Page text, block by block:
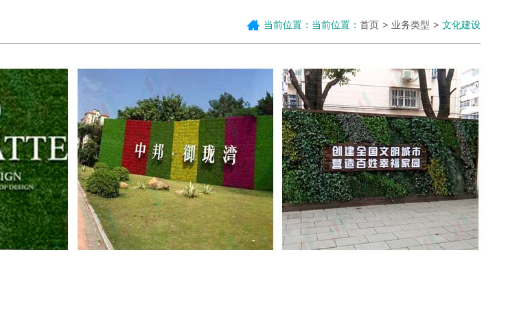
当前位置：当前位置： 首页 业务类型 文化建设